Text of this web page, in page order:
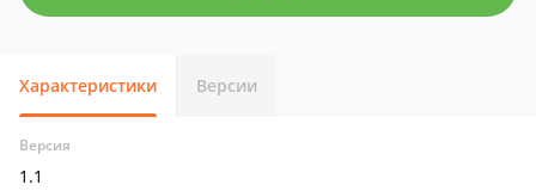
Характеристики Версии
Версия
1.1